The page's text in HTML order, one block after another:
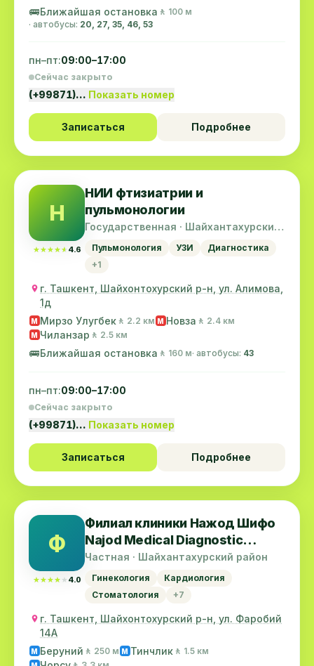
🚌Ближайшая остановка 🚶 100 м
· автобусы: 20, 27, 35, 46, 53
пн–пт:09:00–17:00
Сейчас закрыто
(+99871)… Показать номер
Записаться Подробнее
Н
★★★★★
★★★★★ 4.6
НИИ фтизиатрии и
пульмонологии
Государственная · Шайхантахурский
Пульмонология УЗИ
Диагностика
+1
г. Ташкент, Шайхонтохурский р-н, ул. Алимова,
1д
M Мирзо Улугбек 🚶 2.2 км M Новза 🚶 2.4 км
M Чиланзар 🚶 2.5 км
🚌Ближайшая остановка 🚶 160 м· автобусы: 43
пн–пт:09:00–17:00
Сейчас закрыто
(+99871)… Показать номер
Записаться Подробнее
Ф
★★★★★
★★★★★ 4.0
Филиал клиники Нажод Шифо
Najod Medical Diagnostic
Center
Частная · Шайхантахурский район
Гинекология
Кардиология
Стоматология
+7
г. Ташкент, Шайхонтохурский р-н, ул. Фаробий
14А
M Беруний 🚶 250 м M Тинчлик 🚶 1.5 км